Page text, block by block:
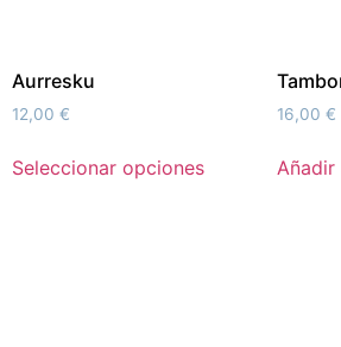
Aurresku
12,00 €
Seleccionar opciones
16,00 €